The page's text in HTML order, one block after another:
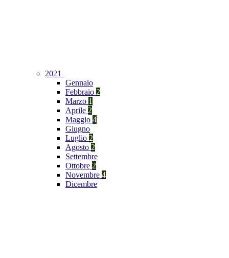
2021
Gennaio
Febbraio 2
Marzo 1
Aprile 2
Maggio 4
Giugno
Luglio 2
Agosto 2
Settembre
Ottobre 2
Novembre 4
Dicembre